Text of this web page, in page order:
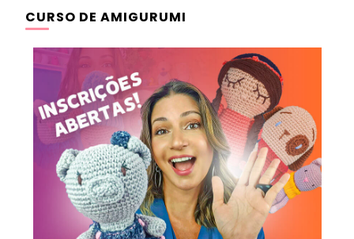
CURSO DE AMIGURUMI